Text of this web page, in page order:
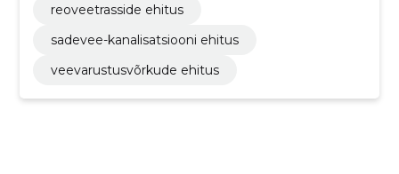
reoveetrasside ehitus
sadevee-kanalisatsiooni ehitus
veevarustusvõrkude ehitus